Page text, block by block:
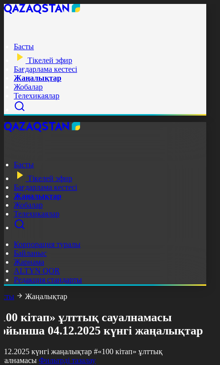
Басты
Тікелей эфир
Бағдарлама кестесі
Жаңалықтар
Жобалар
Телехикаялар
Басты
Тікелей эфир
Бағдарлама кестесі
Жаңалықтар
Жобалар
Телехикаялар
Корпорация туралы
Байланыс
Жарнама
ALTYN QOR
Редакция стандарты
Жаңалықтар
кітап» ұлттық сауалнамасы
04.12.2025 күнгі жаңалықтар
күнгі жаңалықтар #«100 кітап» ұлттық
Фильтрді тазалау